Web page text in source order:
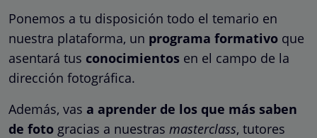
Ponemos a tu disposición todo el temario en
nuestra plataforma, un programa formativo que
asentará tus conocimientos en el campo de la
dirección fotográfica.
Además, vas a aprender de los que más saben
de foto gracias a nuestras masterclass, tutores